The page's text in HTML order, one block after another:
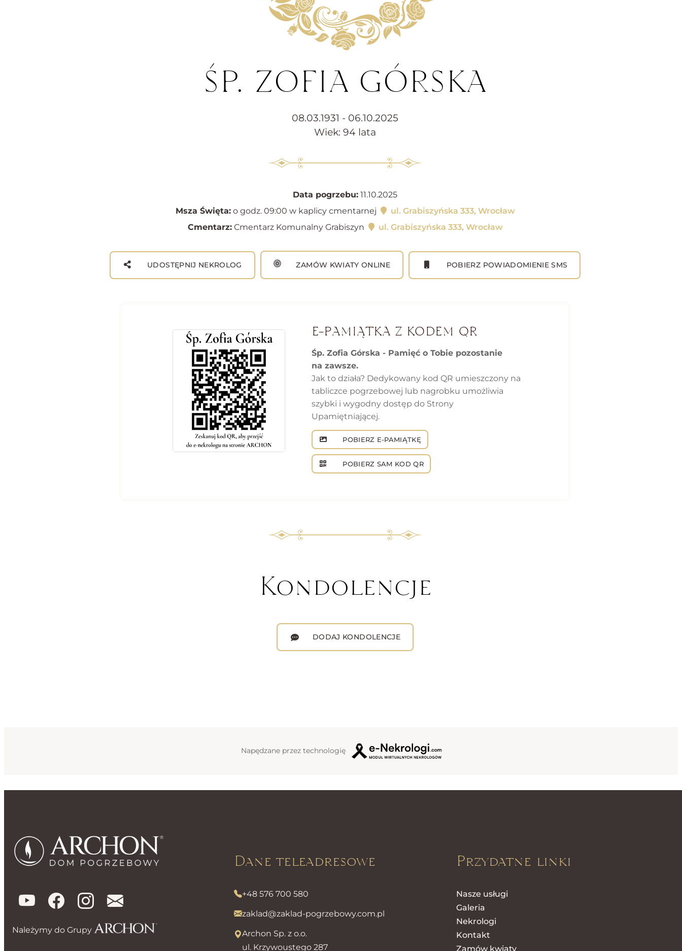
ŚP. ZOFIA GÓRSKA
08.03.1931 - 06.10.2025
Wiek: 94 lata
Data pogrzebu: 11.10.2025
Msza Święta:o godz. 09:00 w kaplicy cmentarnej
ul. Grabiszyńska 333, Wrocław
Cmentarz:Cmentarz Komunalny Grabiszyn ul. Grabiszyńska 333, Wrocław
UDOSTĘPNIJ NEKROLOG ZAMÓW KWIATY ONLINE POBIERZ POWIADOMIENIE SMS
E-PAMIĄTKA Z KODEM QR
Śp. Zofia Górska - Pamięć o Tobie pozostanie
na zawsze.
Jak to działa? Dedykowany kod QR umieszczony na
tabliczce pogrzebowej lub nagrobku umożliwia
szybki i wygodny dostęp do Strony
Upamiętniającej.
POBIERZ E-PAMIĄTKĘ
POBIERZ SAM KOD QR
Kondolencje
DODAJ KONDOLENCJE
Napędzane przez technologię
Należymy do Grupy
Dane teleadresowe
+48 576 700 580
zaklad@zaklad-pogrzebowy.com.pl
Archon Sp. z o.o.
ul. Krzywoustego 287
Przydatne linki
Nasze usługi
Galeria
Nekrologi
Kontakt
Zamów kwiaty